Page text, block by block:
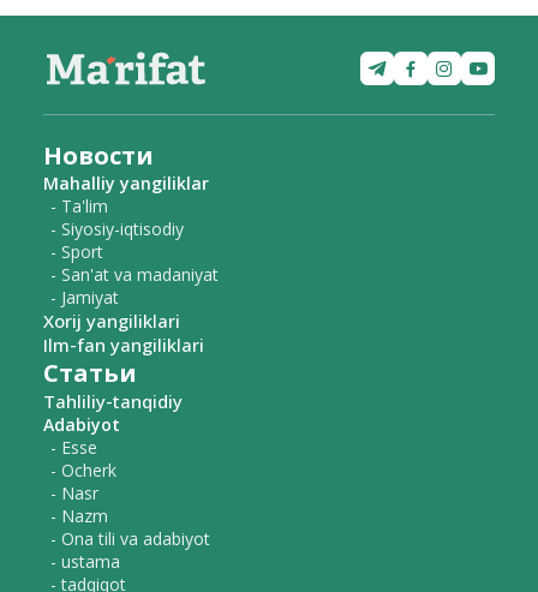
Новости
Mahalliy yangiliklar
- Ta'lim
- Siyosiy-iqtisodiy
- Sport
- San'at va madaniyat
- Jamiyat
Xorij yangiliklari
Ilm-fan yangiliklari
Статьи
Tahliliy-tanqidiy
Adabiyot
- Esse
- Ocherk
- Nasr
- Nazm
- Ona tili va adabiyot
- ustama
- tadqiqot